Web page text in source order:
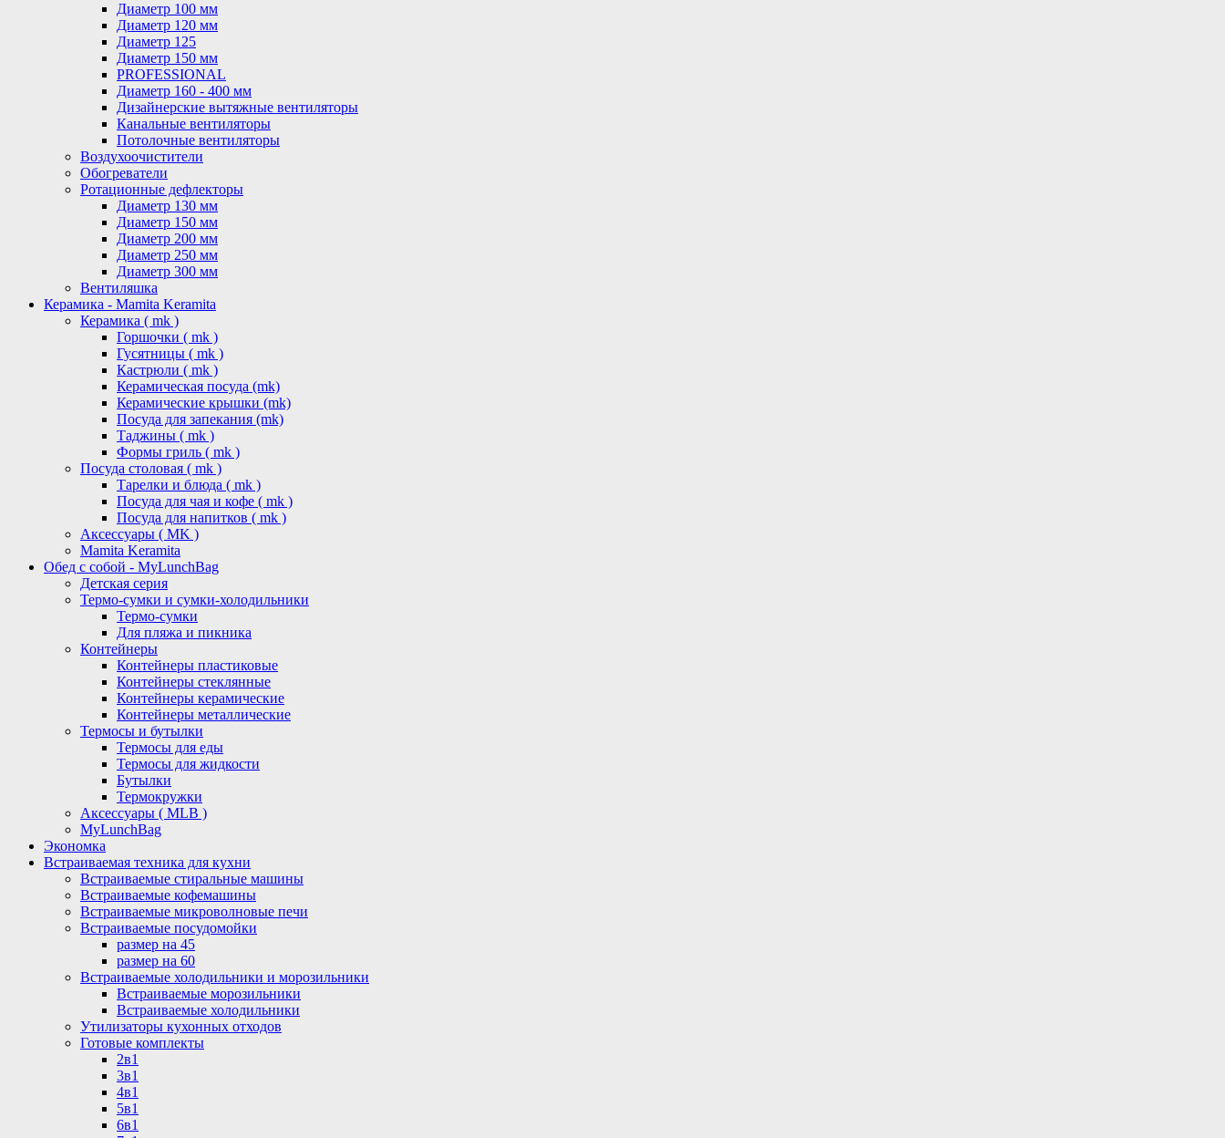
Диаметр 100 мм
Диаметр 120 мм
Диаметр 125
Диаметр 150 мм
PROFESSIONAL
Диаметр 160 - 400 мм
Дизайнерские вытяжные вентиляторы
Канальные вентиляторы
Потолочные вентиляторы
Воздухоочистители
Обогреватели
Ротационные дефлекторы
Диаметр 130 мм
Диаметр 150 мм
Диаметр 200 мм
Диаметр 250 мм
Диаметр 300 мм
Вентиляшка
Керамика - Mamita Keramita
Керамика ( mk )
Горшочки ( mk )
Гусятницы ( mk )
Кастрюли ( mk )
Керамическая посуда (mk)
Керамические крышки (mk)
Посуда для запекания (mk)
Таджины ( mk )
Формы гриль ( mk )
Посуда столовая ( mk )
Тарелки и блюда ( mk )
Посуда для чая и кофе ( mk )
Посуда для напитков ( mk )
Аксессуары ( MK )
Mamita Keramita
Обед с собой - MyLunchBag
Детская серия
Термо-сумки и сумки-холодильники
Термо-сумки
Для пляжа и пикника
Контейнеры
Контейнеры пластиковые
Контейнеры стеклянные
Контейнеры керамические
Контейнеры металлические
Термосы и бутылки
Термосы для еды
Термосы для жидкости
Бутылки
Термокружки
Аксессуары ( MLB )
MyLunchBag
Экономка
Встраиваемая техника для кухни
Встраиваемые стиральные машины
Встраиваемые кофемашины
Встраиваемые микроволновые печи
Встраиваемые посудомойки
размер на 45
размер на 60
Встраиваемые холодильники и морозильники
Встраиваемые морозильники
Встраиваемые холодильники
Утилизаторы кухонных отходов
Готовые комплекты
2в1
3в1
4в1
5в1
6в1